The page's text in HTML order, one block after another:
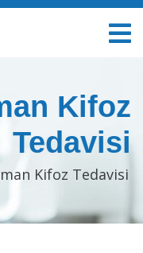
Kifoz
Tedavisi
Kifoz Tedavisi